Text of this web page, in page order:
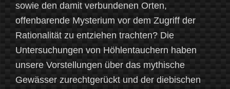
sowie den damit verbundenen Orten,
offenbarende Mysterium vor dem Zugriff der
Rationalität zu entziehen trachten? Die
Untersuchungen von Höhlentauchern haben
unsere Vorstellungen über das mythische
Gewässer zurechtgerückt und der diebischen